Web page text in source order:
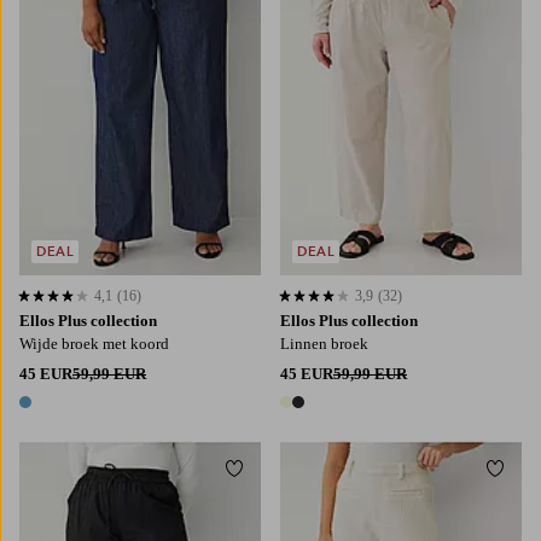
Ellos Plus collection
Wijde broek met koord
45 EUR59,99 EUR
1 kleur
4,1 op basis van 16 beoordelingen
4,1 (16)
DEAL
Ellos Plus collection
Linnen broek
45 EUR59,99 EUR
2 kleuren
3,9 op basis van 32 beoordelingen
3,9 (32)
DEAL
Toevoegen aan favorieten
2XL